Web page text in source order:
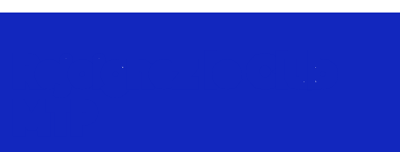
Rejoignez le Club